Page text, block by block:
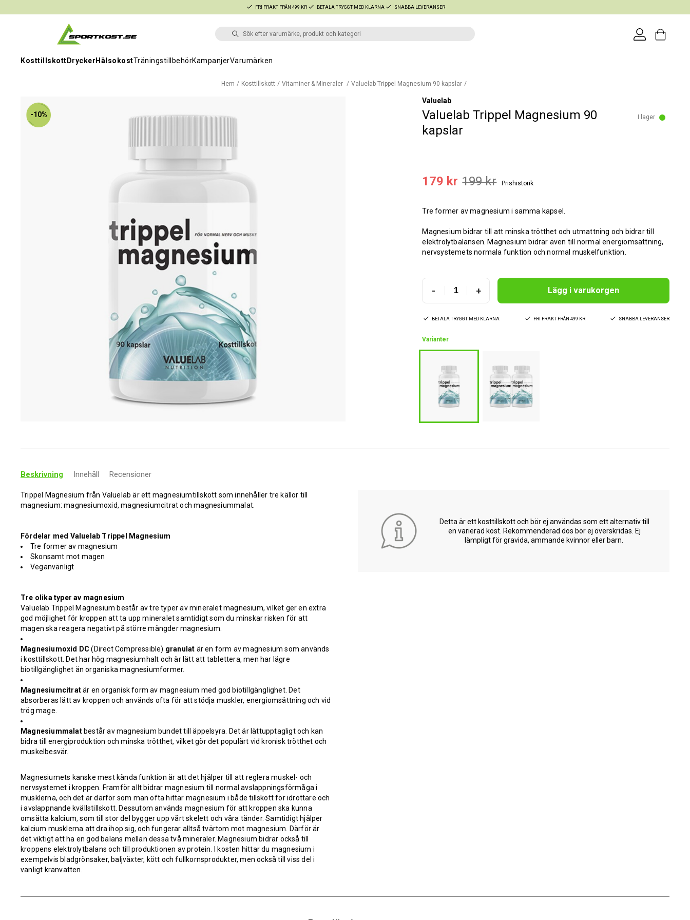
FRI FRAKT FRÅN 499 KR BETALA TRYGGT MED KLARNA SNABBA LEVERANSER
KosttillskottDryckerHälsokostTräningstillbehörKampanjerVarumärken
Hem Kosttillskott Vitaminer & Mineraler Valuelab Trippel Magnesium 90 kapslar
-10%
Valuelab
Valuelab Trippel Magnesium 90
kapslar
I lager
179 kr 199 kr Prishistorik
Tre former av magnesium i samma kapsel.
Magnesium bidrar till att minska trötthet och utmattning och bidrar till
elektrolytbalansen. Magnesium bidrar även till normal energiomsättning,
nervsystemets normala funktion och normal muskelfunktion.
- + Lägg i varukorgen
BETALA TRYGGT MED KLARNA FRI FRAKT FRÅN 499 KR SNABBA LEVERANSER
Varianter
Beskrivning Innehåll Recensioner
Trippel Magnesium från Valuelab är ett magnesiumtillskott som innehåller tre källor till
magnesium: magnesiumoxid, magnesiumcitrat och magnesiummalat.
Fördelar med Valuelab Trippel Magnesium
Tre former av magnesium
Skonsamt mot magen
Veganvänligt
Tre olika typer av magnesium
Valuelab Trippel Magnesium består av tre typer av mineralet magnesium, vilket ger en extra
god möjlighet för kroppen att ta upp mineralet samtidigt som du minskar risken för att
magen ska reagera negativt på större mängder magnesium.
Magnesiumoxid DC (Direct Compressible) granulat är en form av magnesium som används
i kosttillskott. Det har hög magnesiumhalt och är lätt att tablettera, men har lägre
biotillgänglighet än organiska magnesiumformer.
Magnesiumcitratär en organisk form av magnesium med god biotillgänglighet. Det
absorberas lätt av kroppen och används ofta för att stödja muskler, energiomsättning och vid
trög mage.
Magnesiummalatbestår av magnesium bundet till äppelsyra. Det är lättupptagligt och kan
bidra till energiproduktion och minska trötthet, vilket gör det populärt vid kronisk trötthet och
muskelbesvär.
Magnesiumets kanske mest kända funktion är att det hjälper till att reglera muskel- och
nervsystemet i kroppen. Framför allt bidrar magnesium till normal avslappningsförmåga i
musklerna, och det är därför som man ofta hittar magnesium i både tillskott för idrottare och
i avslappnande kvällstillskott. Dessutom används magnesium för att kroppen ska kunna
omsätta kalcium, som till stor del bygger upp vårt skelett och våra tänder. Samtidigt hjälper
kalcium musklerna att dra ihop sig, och fungerar alltså tvärtom mot magnesium. Därför är
det viktigt att ha en god balans mellan dessa två mineraler. Magnesium bidrar också till
kroppens elektrolytbalans och till produktionen av protein. I kosten hittar du magnesium i
exempelvis bladgrönsaker, baljväxter, kött och fullkornsprodukter, men också till viss del i
vanligt kranvatten.
Detta är ett kosttillskott och bör ej användas som ett alternativ till
en varierad kost. Rekommenderad dos bör ej överskridas. Ej
lämpligt för gravida, ammande kvinnor eller barn.